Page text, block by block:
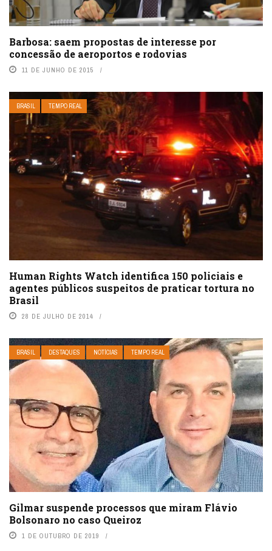
Barbosa: saem propostas de interesse por
concessão de aeroportos e rodovias
11 DE JUNHO DE 2015
BRASIL TEMPO REAL
Human Rights Watch identifica 150 policiais e
agentes públicos suspeitos de praticar tortura no
Brasil
28 DE JULHO DE 2014
BRASIL DESTAQUES NOTÍCIAS TEMPO REAL
Gilmar suspende processos que miram Flávio
Bolsonaro no caso Queiroz
1 DE OUTUBRO DE 2019